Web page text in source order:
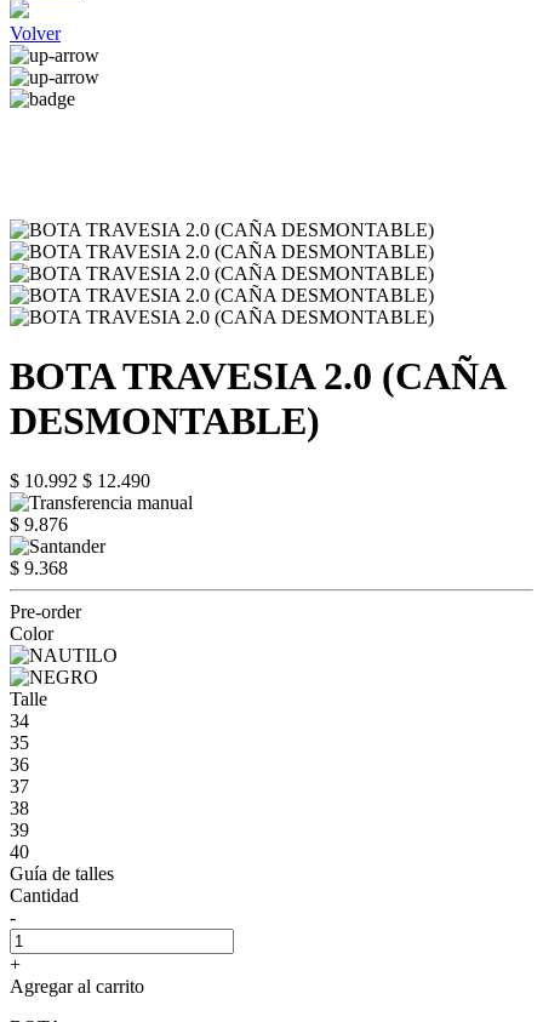
Volver
BOTA TRAVESIA 2.0 (CAÑA
DESMONTABLE)
$ 10.992 $ 12.490
$ 9.876
$ 9.368
Pre-order
Color
Talle
34
35
36
37
38
39
40
Guía de talles
Cantidad
-
+
Agregar al carrito